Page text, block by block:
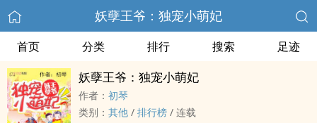
妖孽王爷：独宠小萌妃
首页 分类 排行 搜索 足迹
妖孽王爷：独宠小萌妃
作者： 初琴
类别： 其他 / 排行榜 / 连载